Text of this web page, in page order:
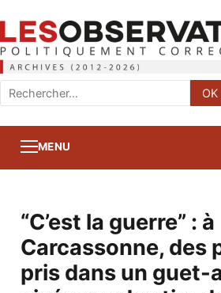
Rechercher
:
OK
MENU
“C’est la guerre” : à
Carcassonne, des
pris dans un guet-